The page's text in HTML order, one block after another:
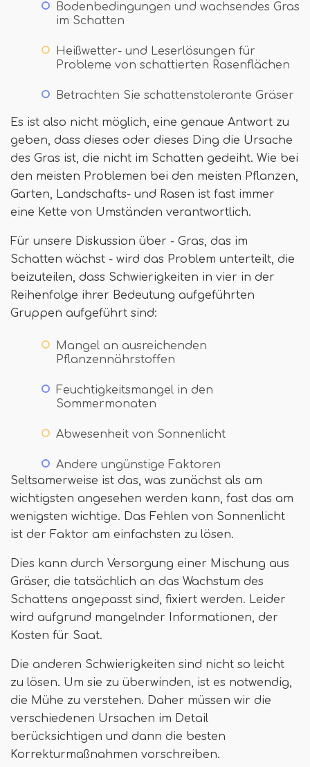
Bodenbedingungen und wachsendes Gras
im Schatten
Heißwetter- und Leserlösungen für
Probleme von schattierten Rasenflächen
Betrachten Sie schattenstolerante Gräser
Es ist also nicht möglich, eine genaue Antwort zu
geben, dass dieses oder dieses Ding die Ursache
des Gras ist, die nicht im Schatten gedeiht. Wie bei
den meisten Problemen bei den meisten Pflanzen,
Garten, Landschafts- und Rasen ist fast immer
eine Kette von Umständen verantwortlich.
Für unsere Diskussion über - Gras, das im
Schatten wächst - wird das Problem unterteilt, die
beizuteilen, dass Schwierigkeiten in vier in der
Reihenfolge ihrer Bedeutung aufgeführten
Gruppen aufgeführt sind:
Mangel an ausreichenden
Pflanzennährstoffen
Feuchtigkeitsmangel in den
Sommermonaten
Abwesenheit von Sonnenlicht
Andere ungünstige Faktoren
Seltsamerweise ist das, was zunächst als am
wichtigsten angesehen werden kann, fast das am
wenigsten wichtige. Das Fehlen von Sonnenlicht
ist der Faktor am einfachsten zu lösen.
Dies kann durch Versorgung einer Mischung aus
Gräser, die tatsächlich an das Wachstum des
Schattens angepasst sind, fixiert werden. Leider
wird aufgrund mangelnder Informationen, der
Kosten für Saat.
Die anderen Schwierigkeiten sind nicht so leicht
zu lösen. Um sie zu überwinden, ist es notwendig,
die Mühe zu verstehen. Daher müssen wir die
verschiedenen Ursachen im Detail
berücksichtigen und dann die besten
Korrekturmaßnahmen vorschreiben.